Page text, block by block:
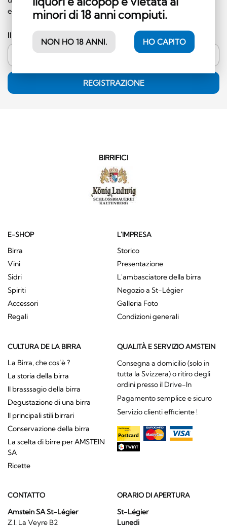
minori di 18 anni compiuti.
NON HO 18 ANNI. HO CAPITO
esclusa la categoria dei superalcolici)!
Il vostro indirizzo e-mail
REGISTRAZIONE
BIRRIFICI
E-SHOP
Birra
Vini
Sidri
Spiriti
Accessori
Regali
L'IMPRESA
Storico
Presentazione
L'ambasciatore della birra
Negozio a St-Légier
Galleria Foto
Condizioni generali
CULTURA DE LA BIRRA
La Birra, che cos’è ?
La storia della birra
Il brasssagio della birra
Degustazione di una birra
Il principali stili birrari
Conservazione della birra
La scelta di birre per AMSTEIN
SA
Ricette
QUALITÀ E SERVIZIO AMSTEIN
Consegna a domicilio (solo in
tutta la Svizzera) o ritiro degli
ordini presso il Drive-In
Pagamento semplice e sicuro
Servizio clienti efficiente !
CONTATTO
Amstein SA St-Légier
Z.I. La Veyre B2
ORARIO DI APERTURA
St-Légier
Lunedi